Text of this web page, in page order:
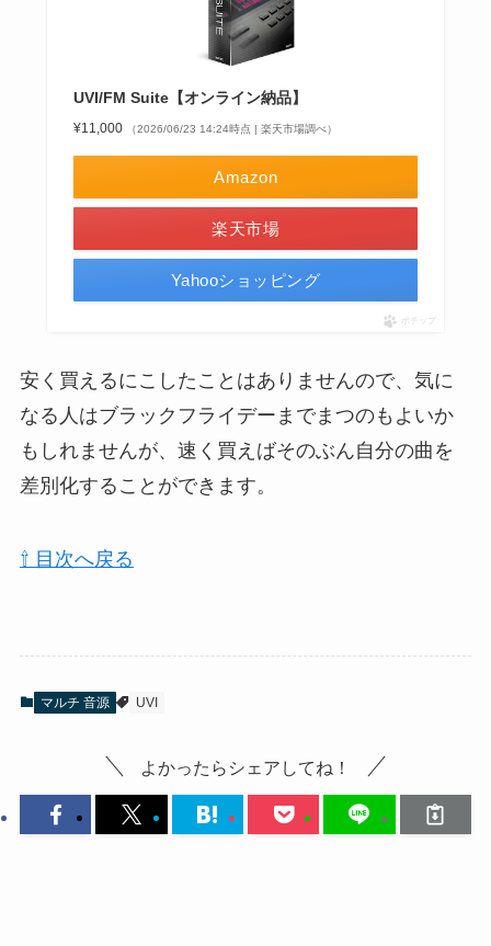
UVI/FM Suite【オンライン納品】
¥11,000 （2026/06/23 14:24時点 | 楽天市場調べ）
Amazon
楽天市場
Yahooショッピング
ポチップ
安く買えるにこしたことはありませんので、気に
なる人はブラックフライデーまでまつのもよいか
もしれませんが、速く買えばそのぶん自分の曲を
差別化することができます。
⇧ 目次へ戻る
マルチ 音源 UVI
よかったらシェアしてね！